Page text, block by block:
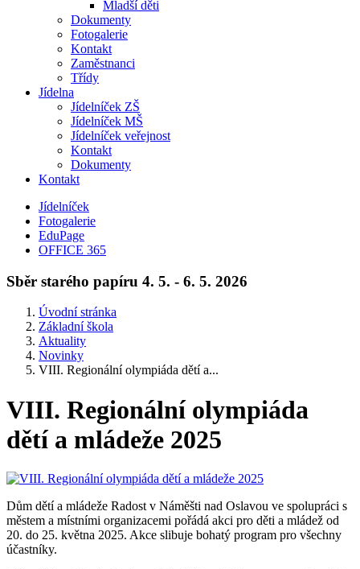
Mladší děti
Dokumenty
Fotogalerie
Kontakt
Zaměstnanci
Třídy
Jídelna
Jídelníček ZŠ
Jídelníček MŠ
Jídelníček veřejnost
Kontakt
Dokumenty
Kontakt
Jídelníček
Fotogalerie
EduPage
OFFICE 365
Sběr starého papíru 4. 5. - 6. 5. 2026
Úvodní stránka
Základní škola
Aktuality
Novinky
VIII. Regionální olympiáda dětí a...
VIII. Regionální olympiáda
dětí a mládeže 2025
Dům dětí a mládeže Radost v Náměšti nad Oslavou ve spolupráci s
městem a místními organizacemi pořádá akci pro děti a mládež od
20. do 25. května 2025. Akce slibuje bohatý program pro všechny
účastníky.